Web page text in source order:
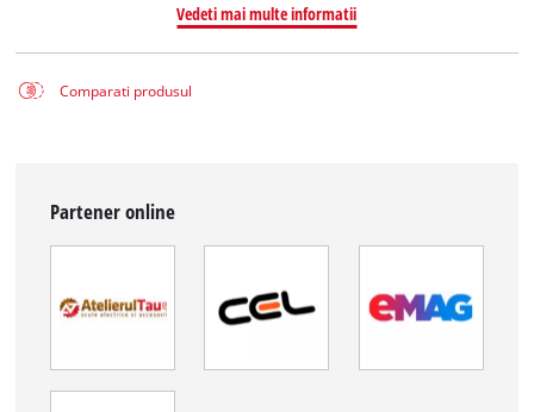
Vedeti mai multe informatii
Comparati produsul
Partener online